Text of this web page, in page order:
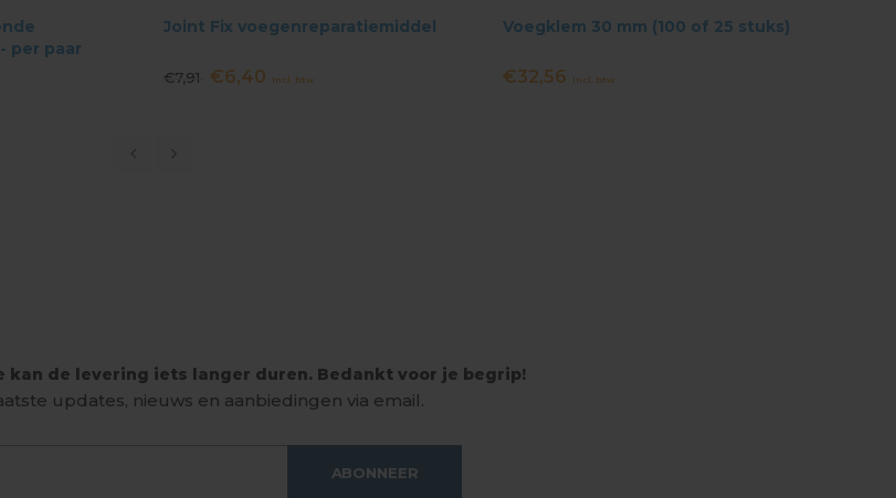
per paar
Joint Fix voegenreparatiemiddel
€7,91 €6,40 Incl. btw
Voegklem 30 mm (100 of 25 stuks)
€32,56 Incl. btw
kan de levering iets langer duren. Bedankt voor je begrip!
updates, nieuws en aanbiedingen via email.
ABONNEER